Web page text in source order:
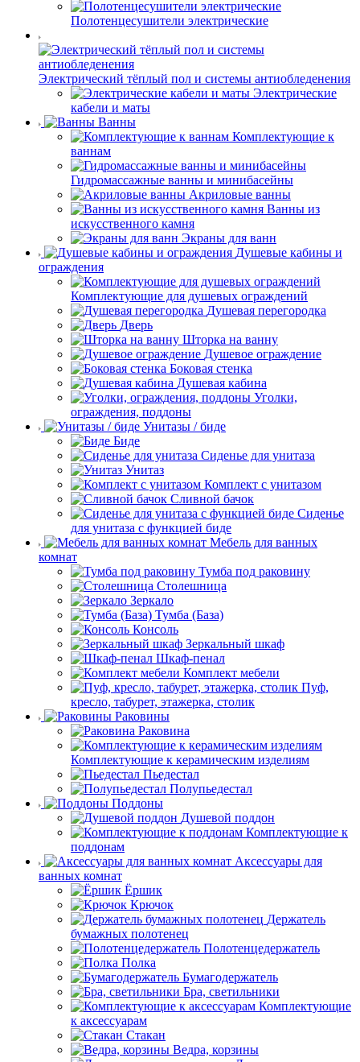
Полотенцесушители электрические
Электрический тёплый пол и системы антиобледенения
Электрические
кабели и маты
Ванны
Комплектующие к
ваннам
Гидромассажные ванны и минибасейны
Акриловые ванны
Ванны из
искусственного камня
Экраны для ванн
Душевые кабины и
ограждения
Комплектующие для душевых ограждений
Душевая перегородка
Дверь
Шторка на ванну
Душевое ограждение
Боковая стенка
Душевая кабина
Уголки,
ограждения, поддоны
Унитазы / биде
Биде
Сиденье для унитаза
Унитаз
Комплект с унитазом
Сливной бачок
Сиденье
для унитаза с функцией биде
Мебель для ванных
комнат
Тумба под раковину
Столешница
Зеркало
Тумба (База)
Консоль
Зеркальный шкаф
Шкаф-пенал
Комплект мебели
Пуф,
кресло, табурет, этажерка, столик
Раковины
Раковина
Комплектующие к керамическим изделиям
Пьедестал
Полупьедестал
Поддоны
Душевой поддон
Комплектующие к
поддонам
Аксессуары для
ванных комнат
Ёршик
Крючок
Держатель
бумажных полотенец
Полотенцедержатель
Полка
Бумагодержатель
Бра, светильники
Комплектующие
к аксессуарам
Стакан
Ведра, корзины